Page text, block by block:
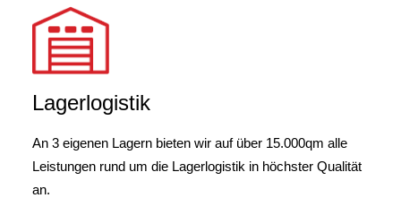
Lagerlogistik
An 3 eigenen Lagern bieten wir auf über 15.000qm alle
Leistungen rund um die Lagerlogistik in höchster Qualität
an.